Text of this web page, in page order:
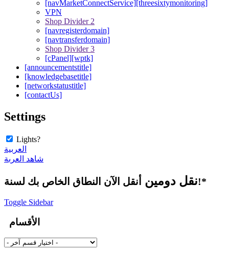
[navMarketConnectService][threesixtymonitoring]
VPN
Shop Divider 2
[navregisterdomain]
[navtransferdomain]
Shop Divider 3
[cPanel][wptk]
[announcementstitle]
[knowledgebasetitle]
[networkstatustitle]
[contactUs]
Settings
Lights?
العربية
شاهد العربة
نقل دومينأنقل الآن النطاق الخاص بك لسنة!*
Toggle Sidebar
الأقسام